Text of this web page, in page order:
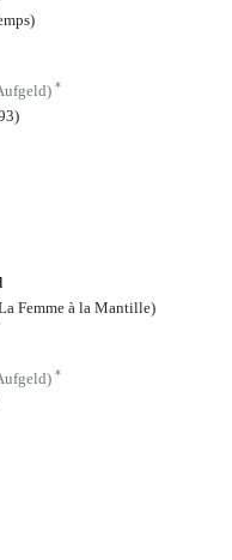
*
Femme à la Mantille)
*